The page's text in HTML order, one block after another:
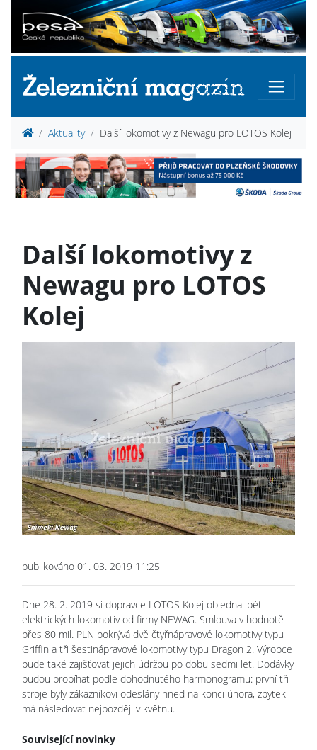
Aktuality Další lokomotivy z Newagu pro LOTOS Kolej
Další lokomotivy z
Newagu pro LOTOS
Kolej
publikováno 01. 03. 2019 11:25
Dne 28. 2. 2019 si dopravce LOTOS Kolej objednal pět
elektrických lokomotiv od firmy NEWAG. Smlouva v hodnotě
přes 80 mil. PLN pokrývá dvě čtyřnápravové lokomotivy typu
Griffin a tři šestinápravové lokomotivy typu Dragon 2. Výrobce
bude také zajišťovat jejich údržbu po dobu sedmi let. Dodávky
budou probíhat podle dohodnutého harmonogramu: první tři
stroje byly zákazníkovi odeslány hned na konci února, zbytek
má následovat nejpozději v květnu.
Související novinky